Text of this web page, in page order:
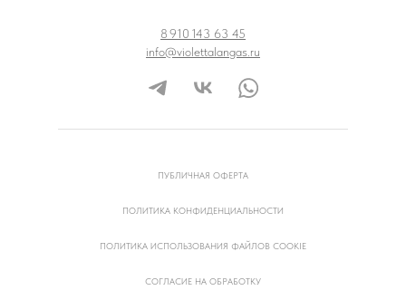
8 910 143 63 45
info@violettalangas.ru
ПУБЛИЧНАЯ ОФЕРТА
ПОЛИТИКА КОНФИДЕНЦИАЛЬНОСТИ
ПОЛИТИКА ИСПОЛЬЗОВАНИЯ ФАЙЛОВ COOKIE
СОГЛАСИЕ НА ОБРАБОТКУ